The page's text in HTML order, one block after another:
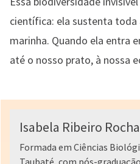
científica: ela sustenta
marinha. Quando ela entra
até o nosso prato, à nossa
Isabela Ribeiro
Formada em Ciências
Taubaté, com pós-